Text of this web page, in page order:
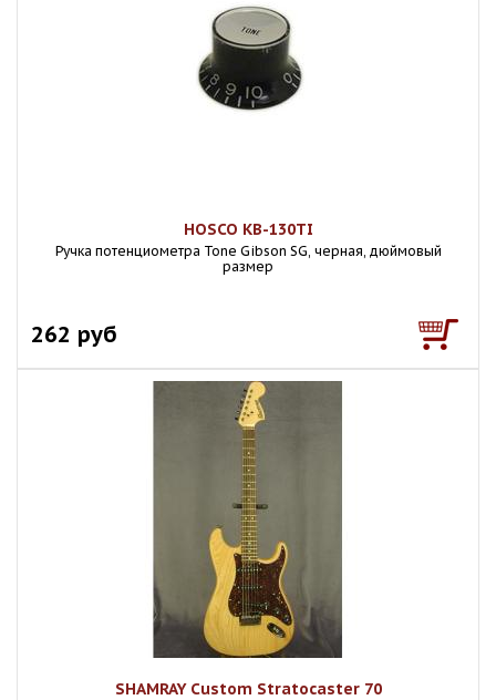
HOSCO KB-130TI
Ручка потенциометра Tone Gibson SG, черная, дюймовый
размер
262 руб
SHAMRAY Custom Stratocaster 70